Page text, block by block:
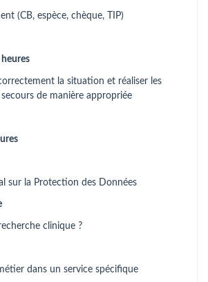
espèce, chèque, TIP)
la situation et réaliser les
de manière appropriée
sur la Protection des Données
clinique ?
dans un service spécifique